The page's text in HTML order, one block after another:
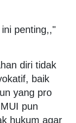
penting,,"
diri tidak
baik
yang pro
pun
hukum agar